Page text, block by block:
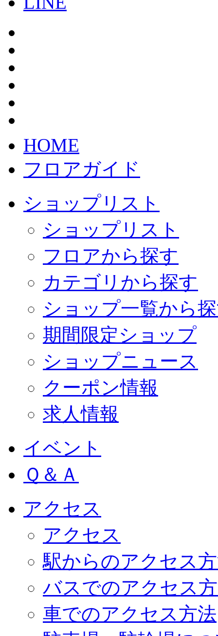
HOME
フロアガイド
ショップリスト
ショップリスト
フロアから探す
カテゴリから探す
ショップ一覧から
期間限定ショップ
ショップニュース
クーポン情報
求人情報
イベント
Ｑ＆Ａ
アクセス
アクセス
駅からのアクセス
バスでのアクセス
車でのアクセス方法